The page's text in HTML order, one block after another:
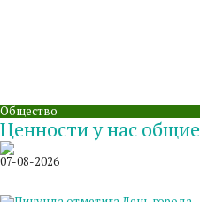
Общество
Ценности у нас общие
07-08-2026